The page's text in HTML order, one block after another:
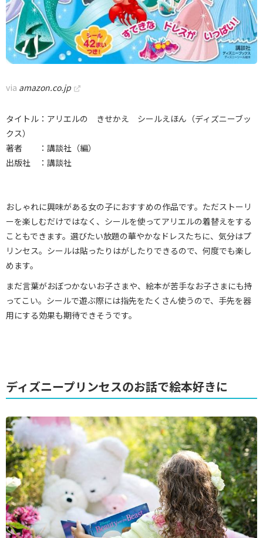
via amazon.co.jp
タイトル：アリエルの きせかえ シールえほん（ディズニーブッ
クス）
著者 ：講談社（編）
出版社 ：講談社
おしゃれに興味がある女の子におすすめの作品です。ただストーリ
ーを楽しむだけではなく、シールを使ってアリエルの着替えをする
こともできます。選びたい放題の華やかなドレスたちに、気分はプ
リンセス。シールは貼ったりはがしたりできるので、何度でも楽し
めます。
まだ言葉がおぼつかないお子さまや、絵本が苦手なお子さまにも持
ってこい。シールで遊ぶ際には指先をたくさん使うので、手先を器
用にする効果も期待できそうです。
ディズニープリンセスのお話で絵本好きに